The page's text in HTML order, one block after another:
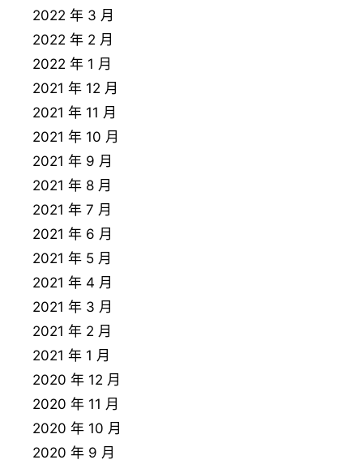
2022 年 3 月
2022 年 2 月
2022 年 1 月
2021 年 12 月
2021 年 11 月
2021 年 10 月
2021 年 9 月
2021 年 8 月
2021 年 7 月
2021 年 6 月
2021 年 5 月
2021 年 4 月
2021 年 3 月
2021 年 2 月
2021 年 1 月
2020 年 12 月
2020 年 11 月
2020 年 10 月
2020 年 9 月